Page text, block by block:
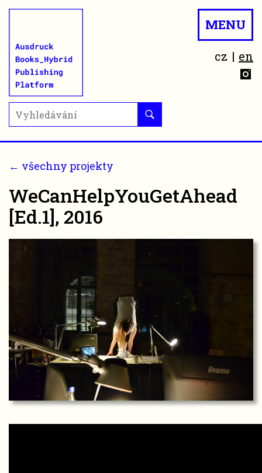
cz en
MENU
← všechny projekty
WeCanHelpYouGetAhead
[Ed.1], 2016